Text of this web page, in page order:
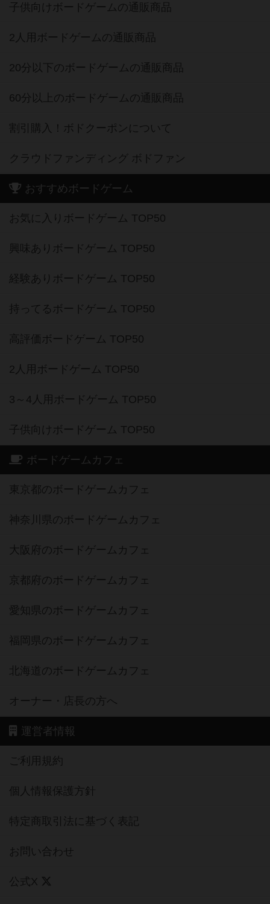
子供向けボードゲームの通販商品
2人用ボードゲームの通販商品
20分以下のボードゲームの通販商品
60分以上のボードゲームの通販商品
割引購入！ボドクーポンについて
クラウドファンディング ボドファン
おすすめボードゲーム
お気に入りボードゲーム TOP50
興味ありボードゲーム TOP50
経験ありボードゲーム TOP50
持ってるボードゲーム TOP50
高評価ボードゲーム TOP50
2人用ボードゲーム TOP50
3～4人用ボードゲーム TOP50
子供向けボードゲーム TOP50
ボードゲームカフェ
東京都のボードゲームカフェ
神奈川県のボードゲームカフェ
大阪府のボードゲームカフェ
京都府のボードゲームカフェ
愛知県のボードゲームカフェ
福岡県のボードゲームカフェ
北海道のボードゲームカフェ
オーナー・店長の方へ
運営者情報
ご利用規約
個人情報保護方針
特定商取引法に基づく表記
お問い合わせ
公式X